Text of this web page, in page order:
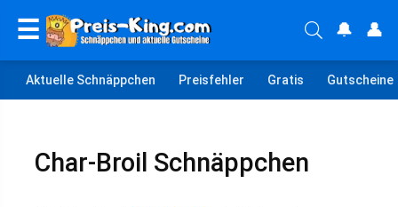
☰ 🔔 👤
Aktuelle Schnäppchen Preisfehler Gratis Gutscheine
Char-Broil Schnäppchen